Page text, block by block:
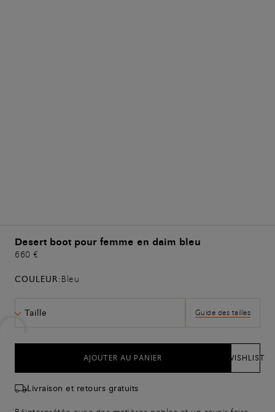
Desert boot pour femme en daim bleu
660 €
COULEUR:Bleu
Taille Guide des tailles
AJOUTER AU PANIER WISHLIST
Livraison et retours gratuits